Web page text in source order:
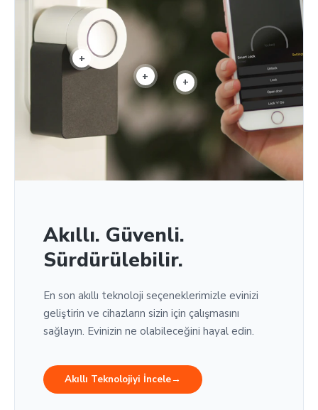
+
+
+
Akıllı. Güvenli.
Sürdürülebilir.
En son akıllı teknoloji seçeneklerimizle evinizi
geliştirin ve cihazların sizin için çalışmasını
sağlayın. Evinizin ne olabileceğini hayal edin.
Akıllı Teknolojiyi İncele→